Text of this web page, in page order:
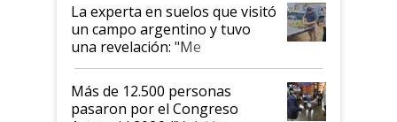
La experta en suelos que visitó
un campo argentino y tuvo
una revelación: "Me
impresionó mucho"
Más de 12.500 personas
pasaron por el Congreso